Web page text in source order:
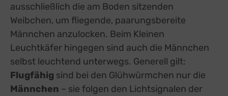
ausschließlich die am Boden sitzenden
Weibchen, um fliegende, paarungsbereite
Männchen anzulocken. Beim Kleinen
Leuchtkäfer hingegen sind auch die Männchen
selbst leuchtend unterwegs. Generell gilt:
Flugfähig sind bei den Glühwürmchen nur die
Männchen – sie folgen den Lichtsignalen der